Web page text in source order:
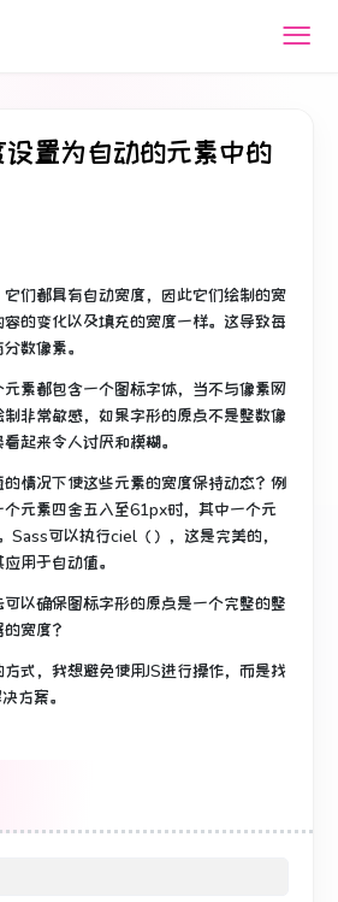
置为自动的元素中的
们都具有自动宽度，因此它们绘制的宽
的变化以及填充的宽度一样。 这导致每
数像素。
素都包含一个图标字体，当不与像素网
非常敏感，如果字形的原点不是整数像
起来令人讨厌和模糊。
情况下使这些元素的宽度保持动态？ 例
元素四舍五入至61px时，其中一个元
Sass可以执行ciel（），这是完美的，
用于自动值。
以确保图标字形的原点是一个完整的整
宽度？
式，我想避免使用JS进行操作，而是找
方案。